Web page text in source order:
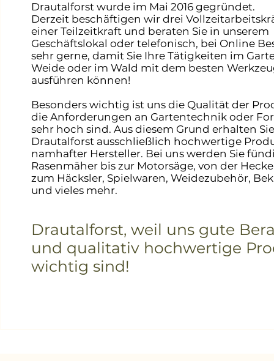
Drautalforst wurde im Mai 2016 gegründet.
Derzeit beschäftigen wir drei
einer Teilzeitkraft und beraten Sie in unserem
Geschäftslokal oder telefonisch, bei Online
sehr gerne, damit Sie Ihre Tätigkeiten im
Weide oder im Wald mit dem besten
ausführen können!
Besonders wichtig ist uns die Qualität der
die Anforderungen an Gartentechnik oder
sehr hoch sind. Aus diesem Grund erhalten
Drautalforst ausschließlich hochwertige
namhafter Hersteller. Bei uns werden Sie
Rasenmäher bis zur Motorsäge, von der
zum Häcksler, Spielwaren, Weidezubehör,
und vieles mehr.
Drautalforst, weil uns gute
und qualitativ hochwertige
wichtig sind!